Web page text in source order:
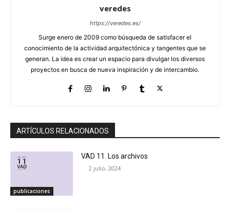
veredes
https://veredes.es/
Surge enero de 2009 como búsqueda de satisfacer el
conocimiento de la actividad arquitectónica y tangentes que se
generan. La idea es crear un espacio para divulgar los diversos
proyectos en busca de nueva inspiración y de intercambio.
ARTÍCULOS RELACIONADOS
publicaciones
VAD 11. Los archivos
2 julio, 2024